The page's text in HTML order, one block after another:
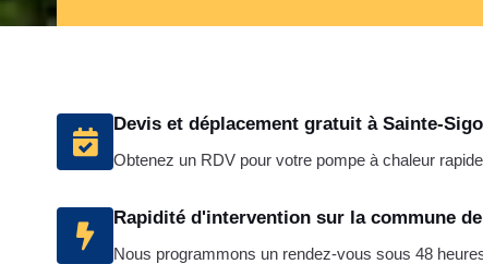
Devis et déplacement gratuit à Sainte-
Obtenez un RDV pour votre pompe à chaleur
Rapidité d'intervention sur la commune
Nous programmons un rendez-vous sous 48